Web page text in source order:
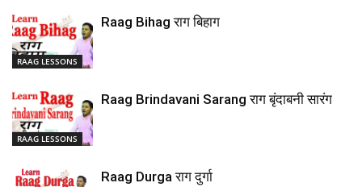
RAAG LESSONS
Raag Bihag राग बिहाग
RAAG LESSONS
Raag Brindavani Sarang राग बृंदाबनी सारंग
Raag Durga राग दुर्गा